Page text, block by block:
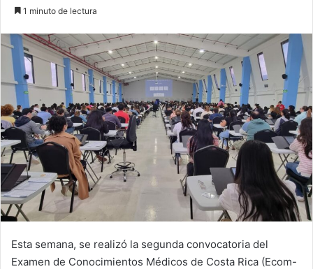
1 minuto de lectura
Esta semana, se realizó la segunda convocatoria del
Examen de Conocimientos Médicos de Costa Rica (Ecom-